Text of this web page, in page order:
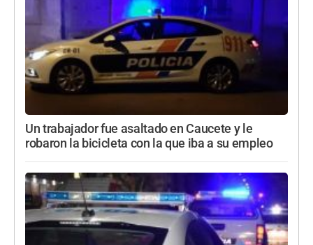
Un trabajador fue asaltado en Caucete y le
robaron la bicicleta con la que iba a su empleo